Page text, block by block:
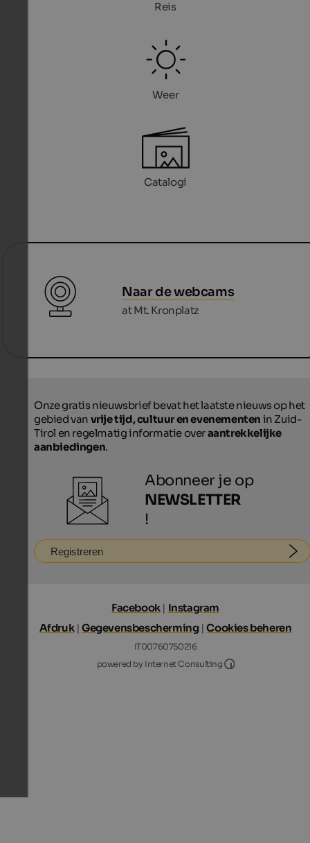
Reis
Weer
Catalogi
Naar de webcams
at Mt. Kronplatz
Onze gratis nieuwsbrief bevat het laatste nieuws op het
gebied van vrije tijd, cultuur en evenementen in Zuid-
Tirol en regelmatig informatie overaantrekkelijke
aanbiedingen.
Abonneer je op
NEWSLETTER
!
Registreren
Facebook | Instagram
Afdruk |Gegevensbescherming |Cookies beheren
IT00760750216
powered by Internet Consulting
Internet